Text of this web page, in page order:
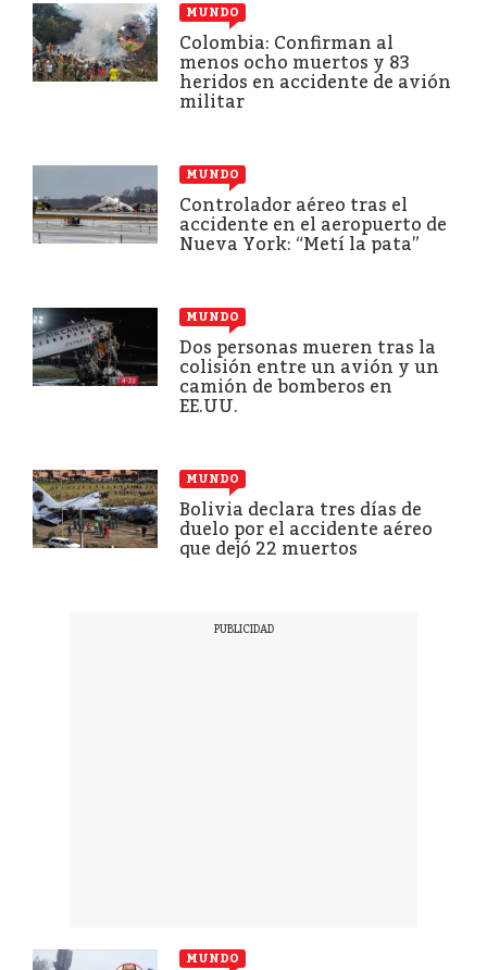
MUNDO
Colombia: Confirman al
menos ocho muertos y 83
heridos en accidente de avión
militar
MUNDO
Controlador aéreo tras el
accidente en el aeropuerto de
Nueva York: “Metí la pata”
MUNDO
Dos personas mueren tras la
colisión entre un avión y un
camión de bomberos en
EE.UU.
MUNDO
Bolivia declara tres días de
duelo por el accidente aéreo
que dejó 22 muertos
MUNDO